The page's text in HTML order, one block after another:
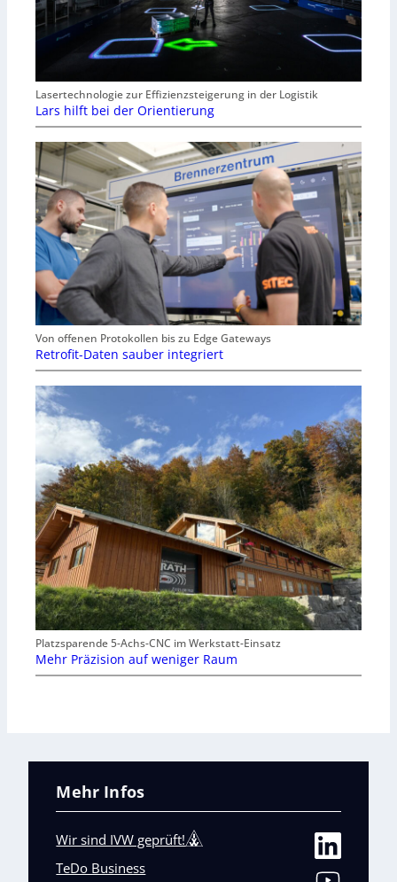
Lasertechnologie zur Effizienzsteigerung in der Logistik
Lars hilft bei der Orientierung
Von offenen Protokollen bis zu Edge Gateways
Retrofit-Daten sauber integriert
Platzsparende 5-Achs-CNC im Werkstatt-Einsatz
Mehr Präzision auf weniger Raum
Mehr Infos
Wir sind IVW geprüft!
TeDo Business